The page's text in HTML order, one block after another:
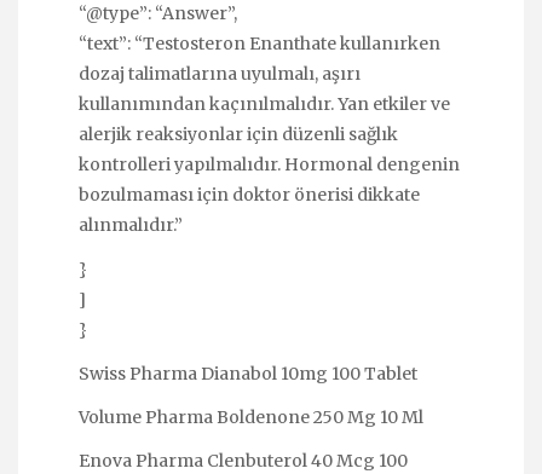
“@type”: “Answer”,
“text”: “Testosteron Enanthate kullanırken
dozaj talimatlarına uyulmalı, aşırı
kullanımından kaçınılmalıdır. Yan etkiler ve
alerjik reaksiyonlar için düzenli sağlık
kontrolleri yapılmalıdır. Hormonal dengenin
bozulmaması için doktor önerisi dikkate
alınmalıdır.”
}
]
}
Swiss Pharma Dianabol 10mg 100 Tablet
Volume Pharma Boldenone 250 Mg 10 Ml
Enova Pharma Clenbuterol 40 Mcg 100